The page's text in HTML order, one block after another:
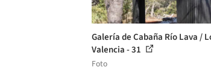
Galería de Cabaña Río Lava /
Valencia - 31
Foto